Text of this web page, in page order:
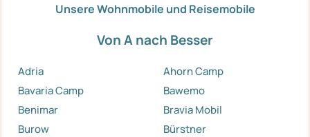
Unsere Wohnmobile und Reisemobile
Von A nach Besser
Adria
Ahorn Camp
Bavaria Camp
Bawemo
Benimar
Bravia Mobil
Burow
Bürstner